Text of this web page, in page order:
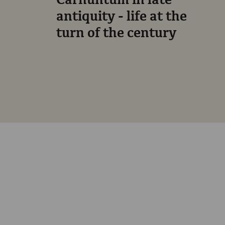
antiquity - life at the
turn of the century